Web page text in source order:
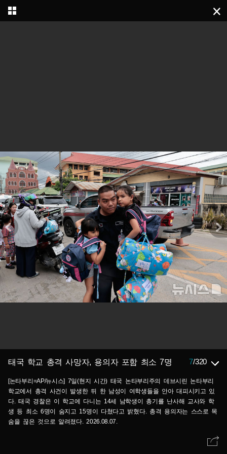
태국 학교 총격 사망자, 용의자 포함 최소 7명 7/320
[논타부리=AP/뉴시스] 7일(현지 시간) 태국 논타부리주의 데브시린 논타부리
학교에서 총격 사건이 발생한 뒤 한 남성이 여학생들을 안아 대피시키고 있
다. 태국 경찰은 이 학교에 다니는 14세 남학생이 총기를 난사해 교사와 학
생 등 최소 6명이 숨지고 15명이 다쳤다고 밝혔다. 총격 용의자는 스스로 목
숨을 끊은 것으로 알려졌다. 2026.08.07.